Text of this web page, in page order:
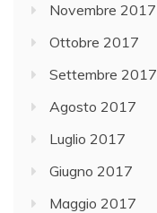
Novembre 2017
Ottobre 2017
Settembre 2017
Agosto 2017
Luglio 2017
Giugno 2017
Maggio 2017